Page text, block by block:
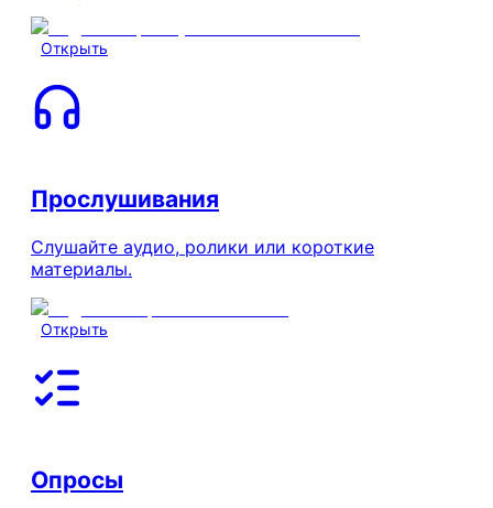
Открыть
Прослушивания
Слушайте аудио, ролики или короткие
материалы.
Открыть
Опросы